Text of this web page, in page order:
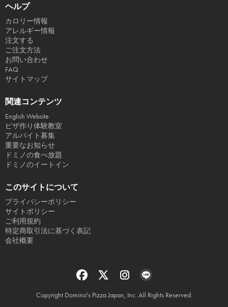
ヘルプ
カロリー情報
アレルギー情報
注文する
ご注文方法
お問い合わせ
FAQ
サイトマップ
関連コンテンツ
English Website
ピザ作り体験教室
アルバイト募集
重要なお知らせ
ドミノの食べ放題
ドミノのイートイン
このサイトについて
プライバシーポリシー
サイトポリシー
ご利用規約
特定商取引法に基づく表記
会社概要
Copyright Domino's Pizza Japan, Inc. All Rights Reserved.